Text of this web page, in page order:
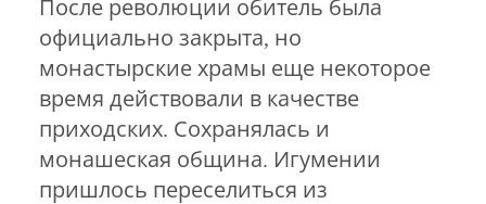
После революции обитель была
официально закрыта, но
монастырские храмы еще некоторое
время действовали в качестве
приходских. Сохранялась и
монашеская община. Игумении
пришлось переселиться из